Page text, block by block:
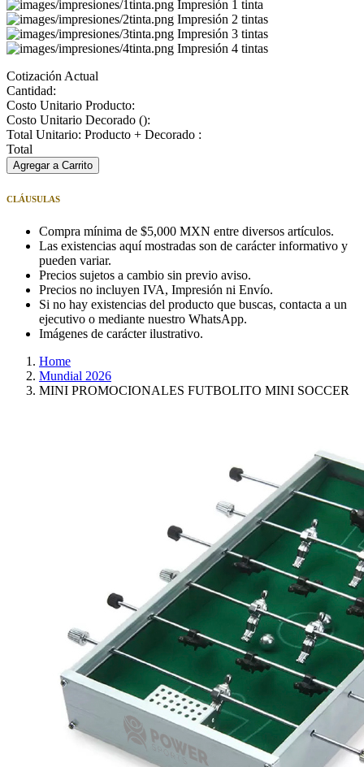
Impresión 1 tinta
Impresión 2 tintas
Impresión 3 tintas
Impresión 4 tintas
Cotización Actual
Cantidad:
Costo Unitario Producto:
Costo Unitario Decorado ():
Total Unitario: Producto + Decorado :
Total
Agregar a Carrito
CLÁUSULAS
Compra mínima de $5,000 MXN entre diversos artículos.
Las existencias aquí mostradas son de carácter informativo y
pueden variar.
Precios sujetos a cambio sin previo aviso.
Precios no incluyen IVA, Impresión ni Envío.
Si no hay existencias del producto que buscas, contacta a un
ejecutivo o mediante nuestro WhatsApp.
Imágenes de carácter ilustrativo.
Home
Mundial 2026
MINI PROMOCIONALES FUTBOLITO MINI SOCCER